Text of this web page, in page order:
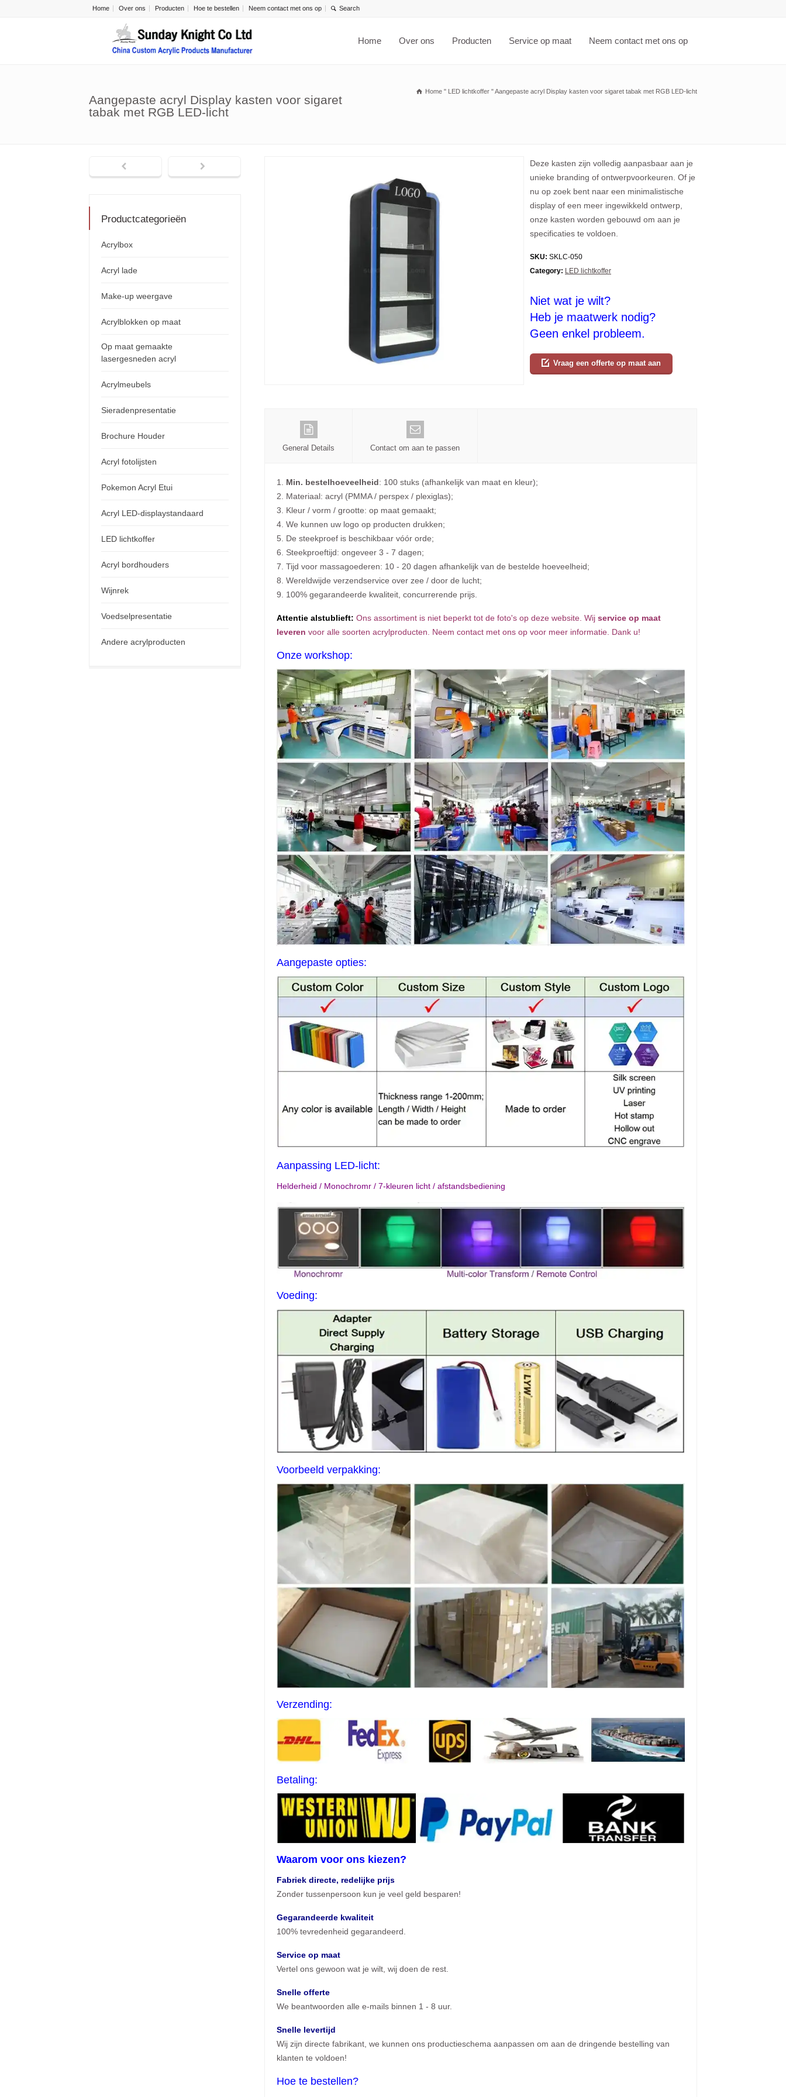
Home Over ons Producten Hoe te bestellen Neem contact met ons op
Home Over ons Producten Service op maat Neem contact met ons op
Aangepaste acryl Display kasten voor sigaret
tabak met RGB LED-licht
Home " LED lichtkoffer "Aangepaste acryl Display kasten voor sigaret tabak met RGB LED-licht
Deze kasten zijn volledig aanpasbaar aan je
unieke branding of ontwerpvoorkeuren. Of je
nu op zoek bent naar een minimalistische
display of een meer ingewikkeld ontwerp,
onze kasten worden gebouwd om aan je
specificaties te voldoen.
SKU: SKLC-050
Category: LED lichtkoffer
Niet wat je wilt?
Heb je maatwerk nodig?
Geen enkel probleem.
Vraag een offerte op maat aan
General Details Contact om aan te passen
1. Min. bestelhoeveelheid: 100 stuks (afhankelijk van maat en kleur);
2. Materiaal: acryl (PMMA / perspex / plexiglas);
3. Kleur / vorm / grootte: op maat gemaakt;
4. We kunnen uw logo op producten drukken;
5. De steekproef is beschikbaar vóór orde;
6. Steekproeftijd: ongeveer 3 - 7 dagen;
7. Tijd voor massagoederen: 10 - 20 dagen afhankelijk van de bestelde hoeveelheid;
8. Wereldwijde verzendservice over zee / door de lucht;
9. 100% gegarandeerde kwaliteit, concurrerende prijs.
Attentie alstublieft: Ons assortiment is niet beperkt tot de foto's op deze website. Wij service op maat
leveren voor alle soorten acrylproducten. Neem contact met ons op voor meer informatie. Dank u!
Onze workshop:
Aangepaste opties:
Aanpassing LED-licht:
Helderheid / Monochromr / 7-kleuren licht / afstandsbediening
Voeding:
Voorbeeld verpakking:
Verzending:
Betaling:
Waarom voor ons kiezen?
Fabriek directe, redelijke prijs
Zonder tussenpersoon kun je veel geld besparen!
Gegarandeerde kwaliteit
100% tevredenheid gegarandeerd.
Service op maat
Vertel ons gewoon wat je wilt, wij doen de rest.
Snelle offerte
We beantwoorden alle e-mails binnen 1 - 8 uur.
Snelle levertijd
Wij zijn directe fabrikant, we kunnen ons productieschema aanpassen om aan de dringende bestelling van
klanten te voldoen!
Hoe te bestellen?
Productcategorieën
Acrylbox
Acryl lade
Make-up weergave
Acrylblokken op maat
Op maat gemaakte
lasergesneden acryl
Acrylmeubels
Sieradenpresentatie
Brochure Houder
Acryl fotolijsten
Pokemon Acryl Etui
Acryl LED-displaystandaard
LED lichtkoffer
Acryl bordhouders
Wijnrek
Voedselpresentatie
Andere acrylproducten